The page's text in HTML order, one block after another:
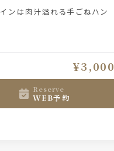
ンは肉汁溢れる手ごねハン
¥3,000
reserve
WEB予約